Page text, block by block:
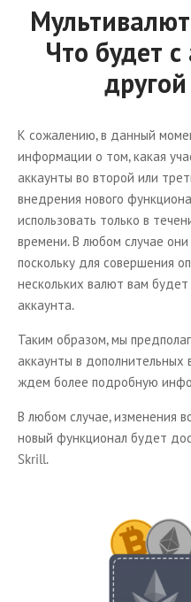
Что будет
К сожалению, в данный
информации о том, какая
аккаунты во второй или
внедрения нового
использовать только в
времени. В любом случае
поскольку для совершения
нескольких валют вам
аккаунта.
Таким образом, мы
аккаунты в
ждем более подробную
В любом случае, изменения
новый функционал будет
Skrill.